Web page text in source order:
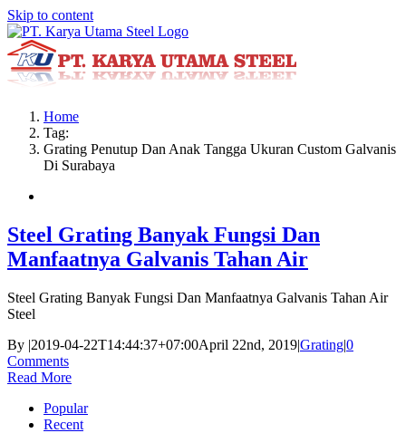
Skip to content
Home
Tag:
Grating Penutup Dan Anak Tangga Ukuran Custom Galvanis
Di Surabaya
Steel Grating Banyak Fungsi Dan
Manfaatnya Galvanis Tahan Air
Steel Grating Banyak Fungsi Dan Manfaatnya Galvanis Tahan Air
Steel
By |2019-04-22T14:44:37+07:00April 22nd, 2019|Grating|0
Comments
Read More
Popular
Recent